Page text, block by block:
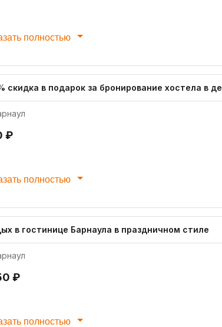
полностью
скидка в подарок за бронирование хостела в де
₽
полностью
в гостинице Барнаула в праздничном стиле
₽
полностью